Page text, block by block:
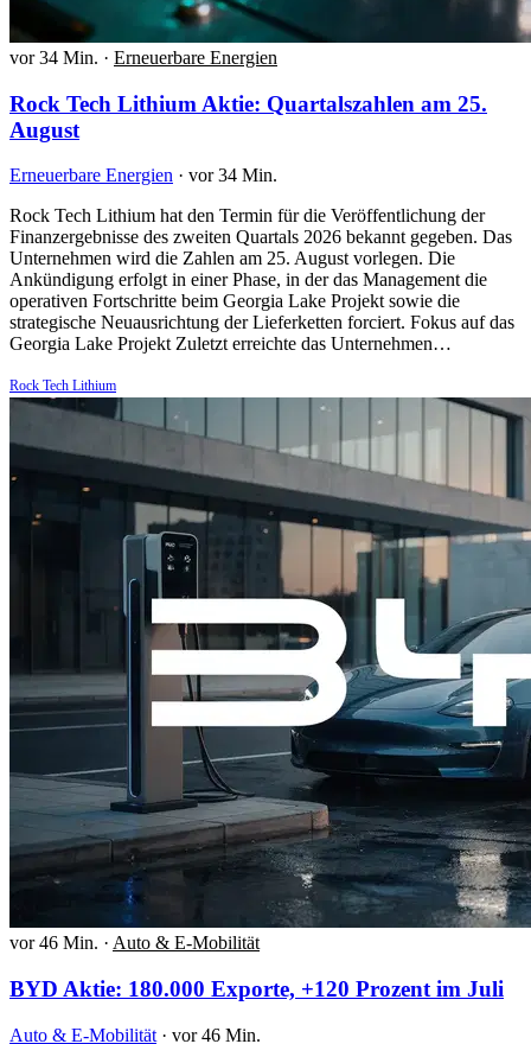
vor 34 Min. · Erneuerbare Energien
Rock Tech Lithium Aktie: Quartalszahlen am 25.
August
Erneuerbare Energien · vor 34 Min.
Rock Tech Lithium hat den Termin für die Veröffentlichung der
Finanzergebnisse des zweiten Quartals 2026 bekannt gegeben. Das
Unternehmen wird die Zahlen am 25. August vorlegen. Die
Ankündigung erfolgt in einer Phase, in der das Management die
operativen Fortschritte beim Georgia Lake Projekt sowie die
strategische Neuausrichtung der Lieferketten forciert. Fokus auf das
Georgia Lake Projekt Zuletzt erreichte das Unternehmen…
Rock Tech Lithium
vor 46 Min. · Auto & E-Mobilität
BYD Aktie: 180.000 Exporte, +120 Prozent im Juli
Auto & E-Mobilität · vor 46 Min.